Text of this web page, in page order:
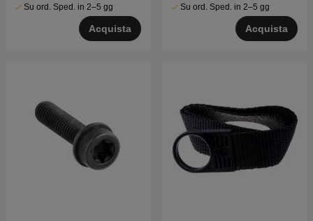
Su ord. Sped. in 2–5 gg
Acquista
Su ord. Sped. in 2–5 gg
Acquista